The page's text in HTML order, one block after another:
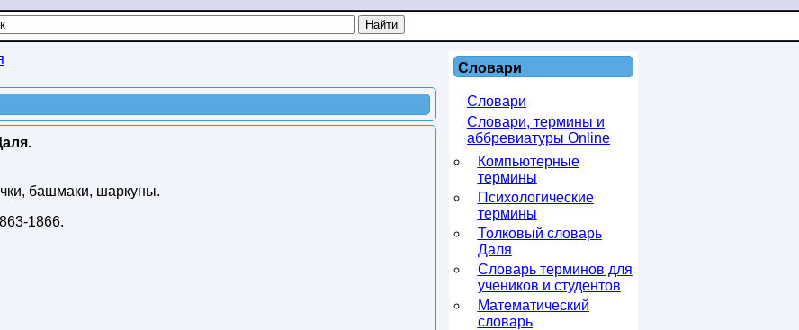
башмаки, шаркуны.
1866.
Словари
Словари
Словари, термины и
аббревиатуры Online
Компьютерные
термины
Психологические
термины
Толковый словарь
Даля
Словарь терминов для
учеников и студентов
Математический
словарь